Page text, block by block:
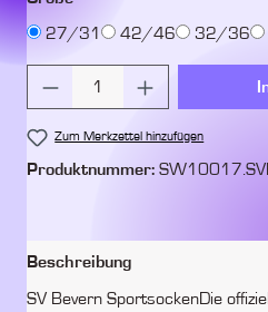
27/31
42/46 32/36
Produkt Anzahl: Gib
Zum Merkzettel hinzufügen
Produktnummer:
Beschreibung
SV Bevern SportsockenDie